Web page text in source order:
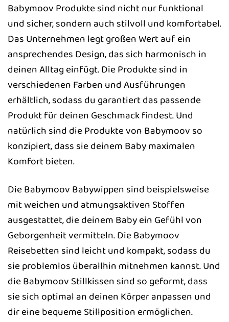
Babymoov Produkte sind nicht nur funktional
und sicher, sondern auch stilvoll und komfortabel.
Das Unternehmen legt großen Wert auf ein
ansprechendes Design, das sich harmonisch in
deinen Alltag einfügt. Die Produkte sind in
verschiedenen Farben und Ausführungen
erhältlich, sodass du garantiert das passende
Produkt für deinen Geschmack findest. Und
natürlich sind die Produkte von Babymoov so
konzipiert, dass sie deinem Baby maximalen
Komfort bieten.
Die Babymoov Babywippen sind beispielsweise
mit weichen und atmungsaktiven Stoffen
ausgestattet, die deinem Baby ein Gefühl von
Geborgenheit vermitteln. Die Babymoov
Reisebetten sind leicht und kompakt, sodass du
sie problemlos überallhin mitnehmen kannst. Und
die Babymoov Stillkissen sind so geformt, dass
sie sich optimal an deinen Körper anpassen und
dir eine bequeme Stillposition ermöglichen.